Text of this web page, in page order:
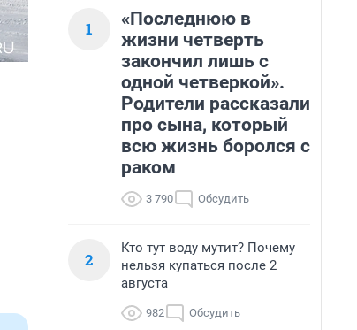
1
«Последнюю в
жизни четверть
закончил лишь с
одной четверкой».
Родители рассказали
про сына, который
всю жизнь боролся с
раком
3 790 Обсудить
2
Кто тут воду мутит? Почему
нельзя купаться после 2
августа
982 Обсудить